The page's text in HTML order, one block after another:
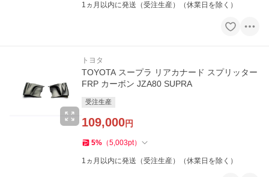
1ヵ月以内に発送（受注生産）（休業日を除く）
トヨタ
TOYOTA スープラ リアカナード スプリッター
FRP カーボン JZA80 SUPRA
受注生産
109,000円
5% （5,003pt）
1ヵ月以内に発送（受注生産）（休業日を除く）